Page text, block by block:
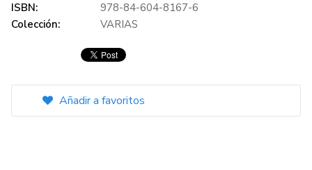
ISBN:
978-84-604-8167-6
Colección:
VARIAS
Añadir a favoritos